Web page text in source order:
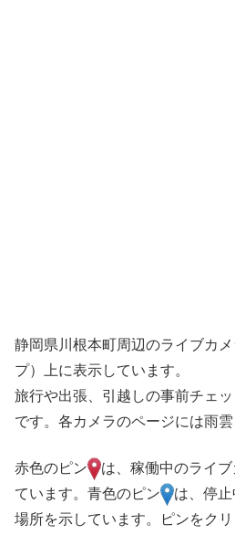
静岡県川根本町周辺のライブカ
プ）上に表示しています。
旅行や出張、引越しの事前チェ
です。各カメラのページには雨雲
赤色のピン
は、稼働中のライ
ています。青色のピン
は、停
場所を示しています。ピンをク